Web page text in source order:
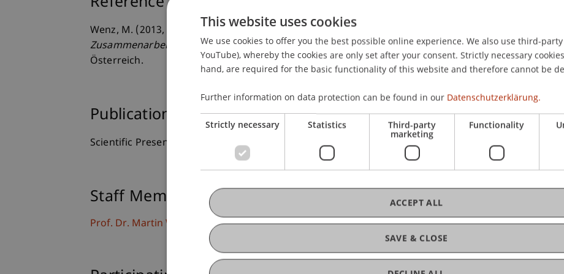
Wenz, M. (2013, 12.04.2013).
Abkommen zwischen dem Fürstentum Liechtenstein und der Republik
Zusammenarbeit im Bereich der Steuern. Symposium: Steuerabkommen mit Liechtenstein,
Österreich.
Publication Type
Scientific Presentation
Staff Members
Prof. Dr. Martin Wenz
This website uses cookies
We use cookies to offer you the best possible online experience. We also use third-party
YouTube), whereby the cookies are only set after your consent. Strictly necessary
hand, are required for the basic functionality of this website and therefore cannot be
Further information on data protection can be found in our Datenschutzerklärung.
Strictly necessary Statistics Third-party
marketing
Functionality
SAVE & CLOSE
ACCEPT ALL